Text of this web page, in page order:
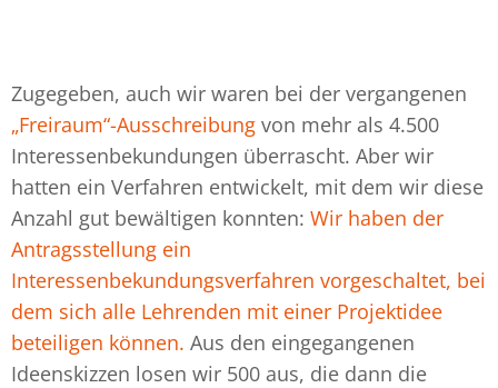
Zugegeben, auch wir waren bei der vergangenen
„Freiraum“-Ausschreibung von mehr als 4.500
Interessenbekundungen überrascht. Aber wir
hatten ein Verfahren entwickelt, mit dem wir diese
Anzahl gut bewältigen konnten: Wir haben der
Antragsstellung ein
Interessenbekundungsverfahren vorgeschaltet, bei
dem sich alle Lehrenden mit einer Projektidee
beteiligen können. Aus den eingegangenen
Ideenskizzen losen wir 500 aus, die dann die